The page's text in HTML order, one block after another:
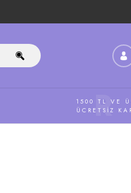
1500 TL VE
ÜCRETSIZ